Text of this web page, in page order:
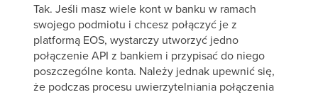
Tak. Jeśli masz wiele kont w banku w ramach
swojego podmiotu i chcesz połączyć je z
platformą EOS, wystarczy utworzyć jedno
połączenie API z bankiem i przypisać do niego
poszczególne konta. Należy jednak upewnić się,
że podczas procesu uwierzytelniania połączenia